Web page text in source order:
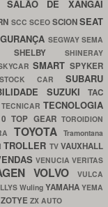
SALÃO DE XANGAI
SCC SCEO SCIONSEAT
SEGWAYSEMA
SHELBY SHINERAY
SMART SPYKER
STOCK CAR SUBARU
SUZUKITAC
TECNICAR TECNOLOGIA
TOP GEARTOROIDION
TOYOTATramontana
TROLLER TVVAUXHALL
VENUCIAVERITAS
VOLVO
VULCA
Wuling YAMAHA YEMA
ZOTYE ZX AUTO